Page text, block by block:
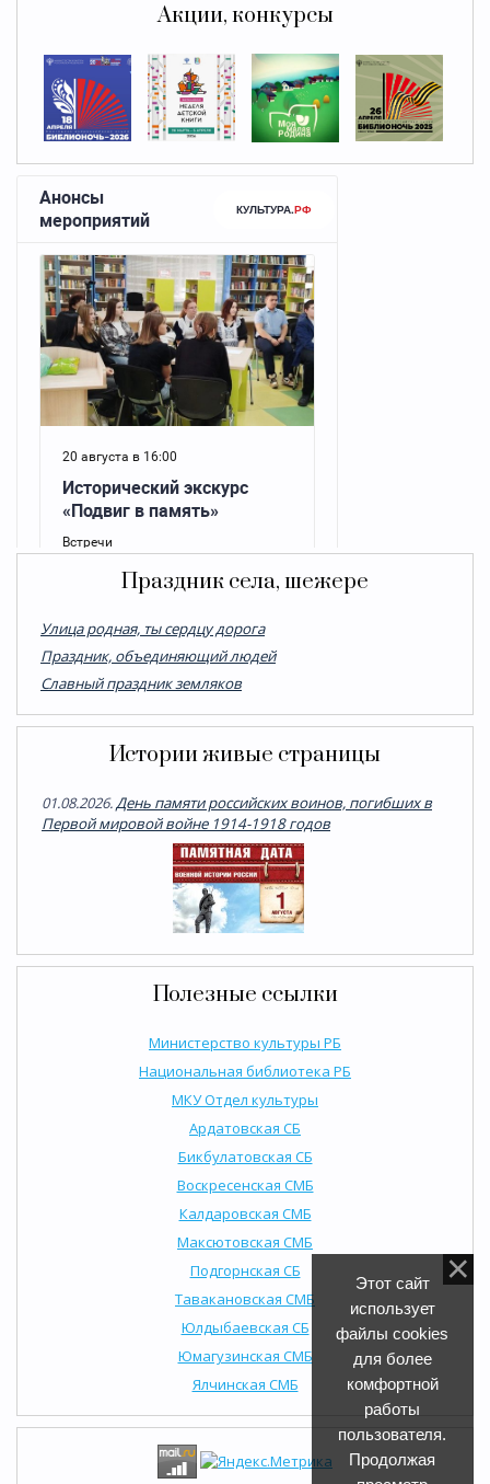
Акции, конкурсы
Праздник села, шежере
Улица родная, ты сердцу дорога
Праздник, объединяющий людей
Cлавный праздник земляков
Истории живые страницы
01.08.2026.День памяти российских воинов, погибших в
Первой мировой войне 1914-1918 годов
Полезные ссылки
Министерство культуры РБ
Национальная библиотека РБ
МКУ Отдел культуры
Ардатовская СБ
Бикбулатовская СБ
Воскресенская СМБ
Калдаровская СМБ
Максютовская СМБ
Подгорнская СБ
Тавакановская СМБ
Юлдыбаевская СБ
Юмагузинская СМБ
Ялчинская СМБ
Этот сайт
использует
файлы cookies
для более
комфортной
работы
пользователя.
Продолжая